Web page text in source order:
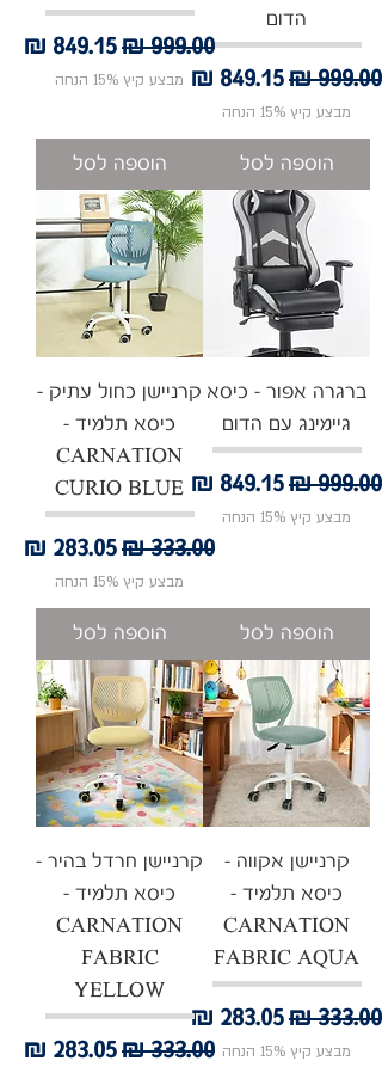
הדום
מחיר רגילמחיר מבצע
מבצע קיץ 15% הנחה
הוספה לסל
מחיר רגילמחיר
מבצע קיץ 15% הנחה
הוספה לסל
ברגרה אפור - כיסא
גיימינג עם הדום
מחיר רגילמחיר מבצע
מבצע קיץ 15% הנחה
הוספה לסל
קרניישן כחול עתיק -
כיסא תלמיד -
CARNATION
CURIO BLUE
מחיר רגילמחיר
מבצע קיץ 15% הנחה
הוספה לסל
קרניישן אקווה -
כיסא תלמיד -
CARNATION
FABRIC AQUA
מחיר רגילמחיר מבצע
מבצע קיץ 15% הנחה
קרניישן חרדל בהיר -
כיסא תלמיד -
CARNATION
FABRIC
YELLOW
מחיר רגילמחיר